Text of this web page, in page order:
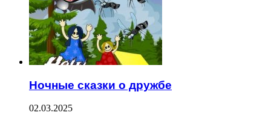
Ночные сказки о дружбе
02.03.2025